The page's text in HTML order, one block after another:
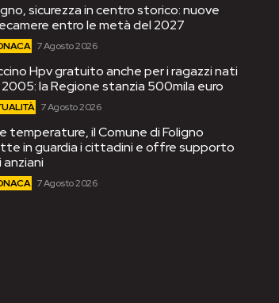
sicurezza in centro storico: nuove
entro le metà del 2027
7 Agosto 2026
Hpv gratuito anche per i ragazzi nati
la Regione stanzia 500mila euro
7 Agosto 2026
temperature, il Comune di Foligno
in guardia i cittadini e offre supporto
anziani
7 Agosto 2026